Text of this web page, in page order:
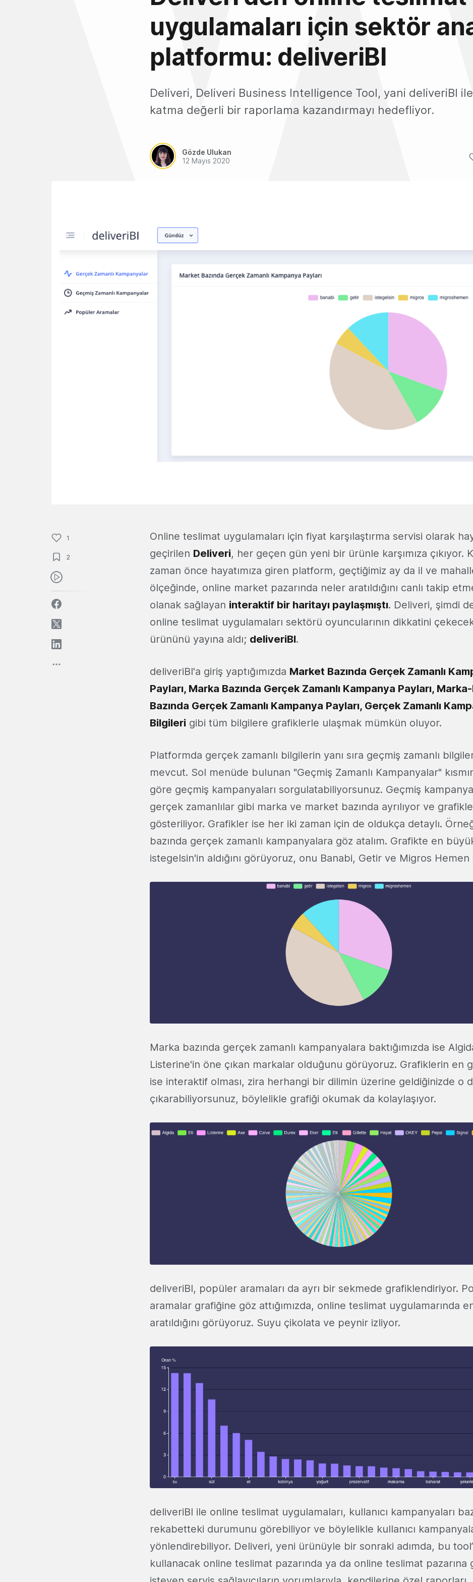
uygulamaları için sektör
platformu: deliveriBI
Deliveri, Deliveri Business Intelligence Tool, yani deliveriBI
katma değerli bir raporlama kazandırmayı hedefliyor.
Gözde Ulukan
12 Mayıs 2020
1
2
Online teslimat uygulamaları için fiyat karşılaştırma servisi olarak
geçirilen Deliveri, her geçen gün yeni bir ürünle karşımıza çıkıyor.
zaman önce hayatımıza giren platform, geçtiğimiz ay da il ve
ölçeğinde, online market pazarında neler aratıldığını canlı takip
olanak sağlayan interaktif bir haritayı paylaşmıştı. Deliveri, şimdi
online teslimat uygulamaları sektörü oyuncularının dikkatini
ürününü yayına aldı; deliveriBI.
deliveriBI'a giriş yaptığımızda Market Bazında Gerçek Zamanlı
Payları, Marka Bazında Gerçek Zamanlı Kampanya Payları,
Bazında Gerçek Zamanlı Kampanya Payları, Gerçek Zamanlı
Bilgileri gibi tüm bilgilere grafiklerle ulaşmak mümkün oluyor.
Platformda gerçek zamanlı bilgilerin yanı sıra geçmiş zamanlı
mevcut. Sol menüde bulunan "Geçmiş Zamanlı Kampanyalar"
göre geçmiş kampanyaları sorgulatabiliyorsunuz. Geçmiş
gerçek zamanlılar gibi marka ve market bazında ayrılıyor ve
gösteriliyor. Grafikler ise her iki zaman için de oldukça detaylı.
bazında gerçek zamanlı kampanyalara göz atalım. Grafikte en
istegelsin'in aldığını görüyoruz, onu Banabi, Getir ve Migros Hemen
Marka bazında gerçek zamanlı kampanyalara baktığımızda ise
Listerine'in öne çıkan markalar olduğunu görüyoruz. Grafiklerin en
ise interaktif olması, zira herhangi bir dilimin üzerine geldiğinizde o
çıkarabiliyorsunuz, böylelikle grafiği okumak da kolaylaşıyor.
deliveriBI, popüler aramaları da ayrı bir sekmede grafiklendiriyor.
aramalar grafiğine göz attığımızda, online teslimat uygulamarında
aratıldığını görüyoruz. Suyu çikolata ve peynir izliyor.
deliveriBI ile online teslimat uygulamaları, kullanıcı kampanyaları
rekabetteki durumunu görebiliyor ve böylelikle kullanıcı
yönlendirebiliyor. Deliveri, yeni ürünüyle bir sonraki adımda, bu
kullanacak online teslimat pazarında ya da online teslimat pazarına